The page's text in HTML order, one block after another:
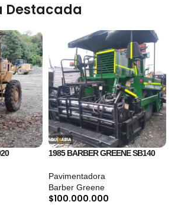
Destacada
1985 BARBER GREENE SB140
Pavimentadora
Barber Greene
$100.000.000